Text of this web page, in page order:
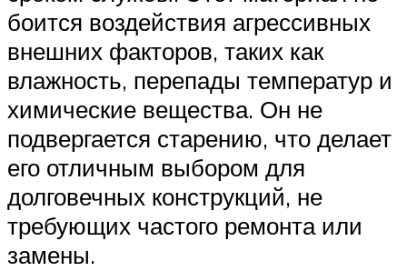
боится воздействия агрессивных
внешних факторов, таких как
влажность, перепады температур и
химические вещества. Он не
подвергается старению, что делает
его отличным выбором для
долговечных конструкций, не
требующих частого ремонта или
замены.